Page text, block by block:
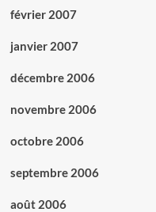
février 2007
janvier 2007
décembre 2006
novembre 2006
octobre 2006
septembre 2006
août 2006